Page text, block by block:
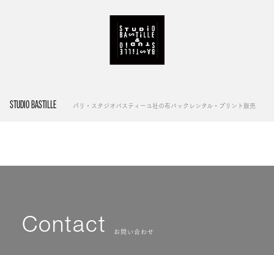
STUDIO BASTILLE パリ・スタジオバスティーユ社の布バックレンタル・プリント販売
Contact お問い合わせ